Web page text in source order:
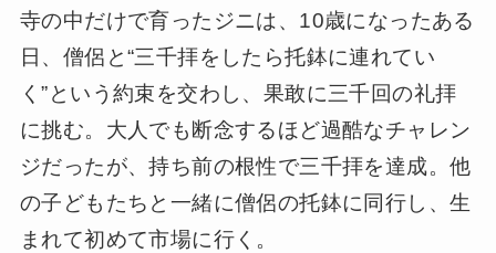
寺の中だけで育ったジニは、10歳になったある
日、僧侶と“三千拝をしたら托鉢に連れてい
く”という約束を交わし、果敢に三千回の礼拝
に挑む。大人でも断念するほど過酷なチャレン
ジだったが、持ち前の根性で三千拝を達成。他
の子どもたちと一緒に僧侶の托鉢に同行し、生
まれて初めて市場に行く。